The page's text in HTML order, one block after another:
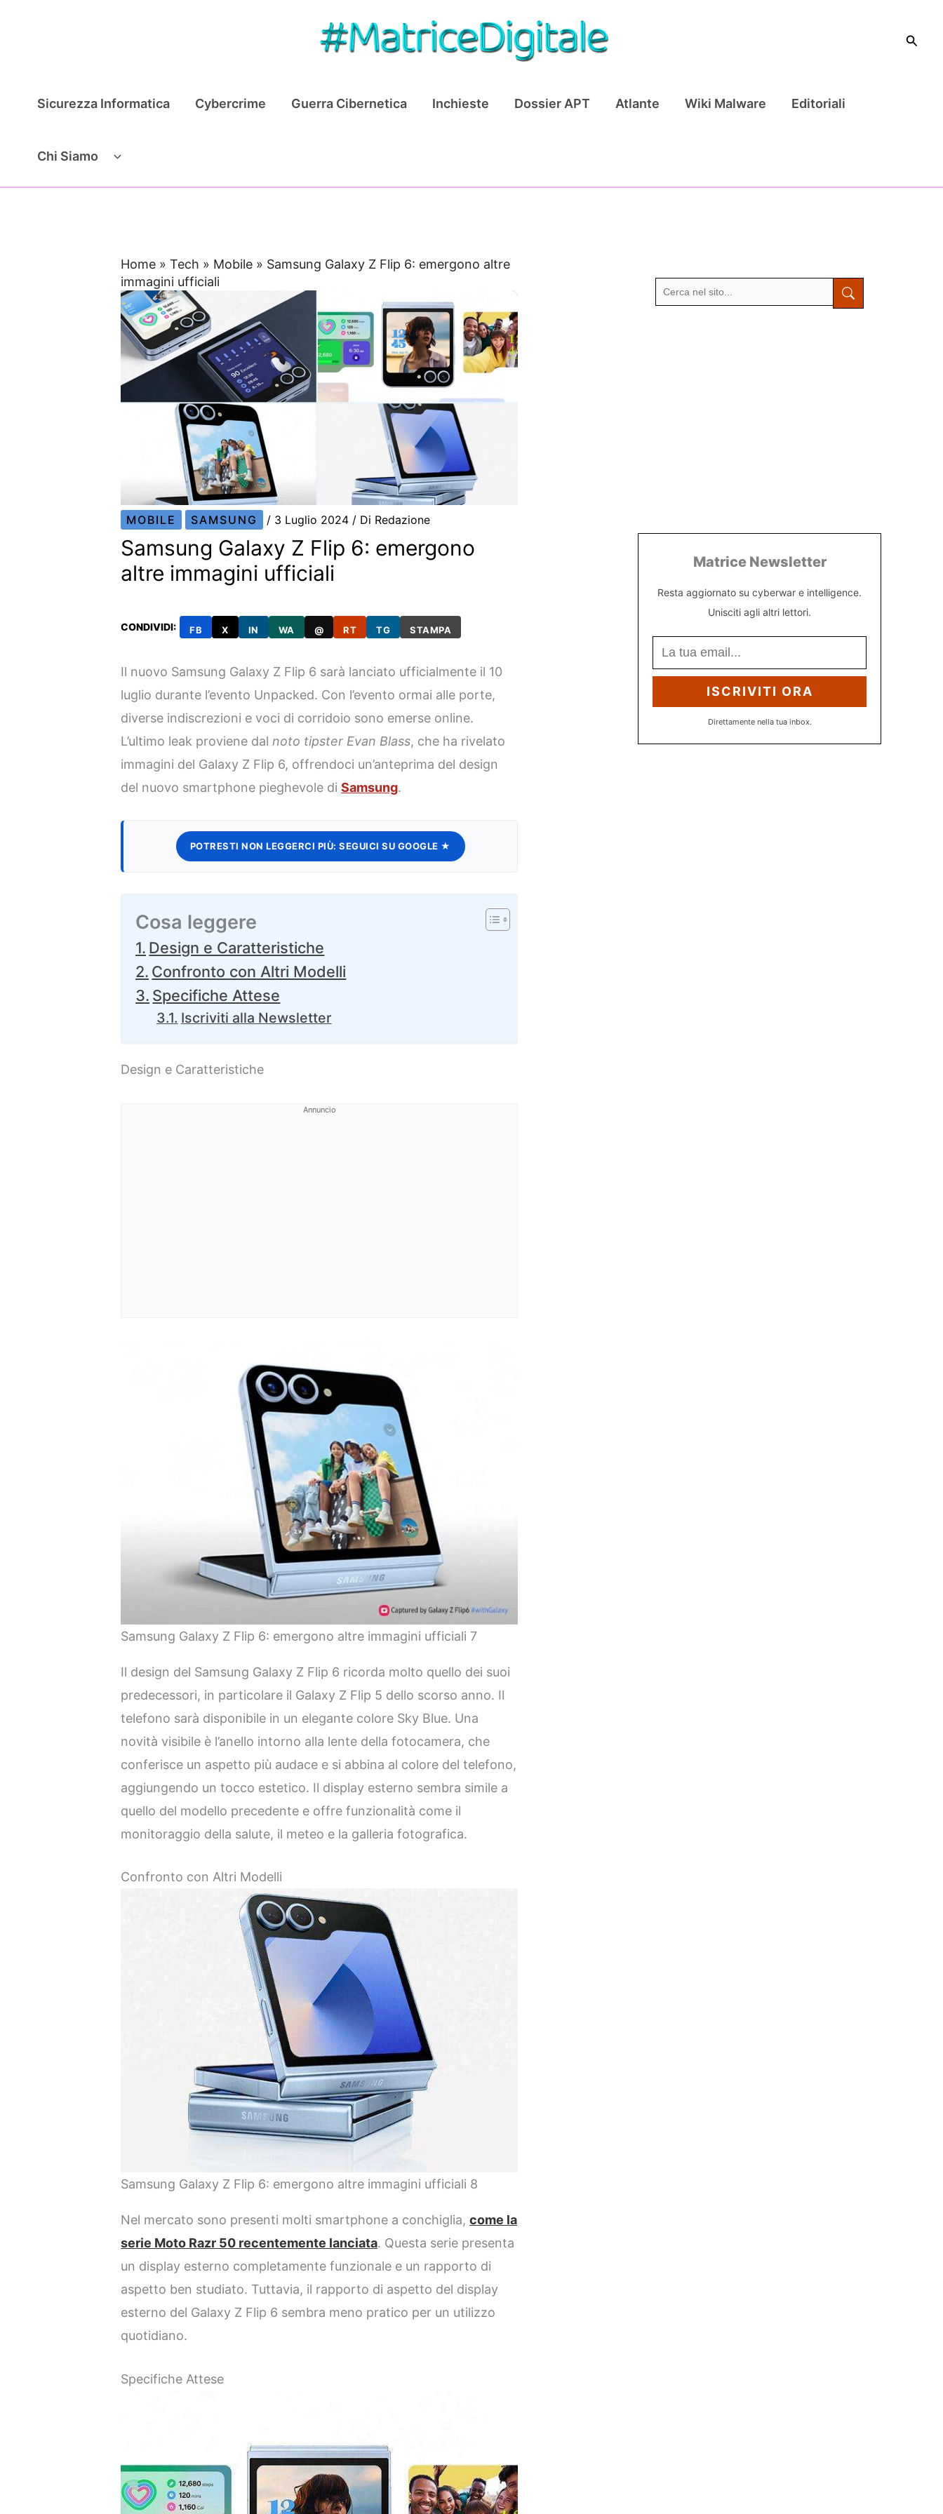
Cerca
Sicurezza Informatica Cybercrime Guerra Cibernetica Inchieste Dossier APT Atlante Wiki Malware Editoriali
Chi Siamo
Home »Tech » Mobile » Samsung Galaxy Z Flip 6: emergono altre
immagini ufficiali
MOBILE SAMSUNG / 3 Luglio 2024 / Di Redazione
Samsung Galaxy Z Flip 6: emergono
altre immagini ufficiali
CONDIVIDI: FB X IN WA @ RT TG STAMPA
Il nuovo Samsung Galaxy Z Flip 6 sarà lanciato ufficialmente il 10
luglio durante l’evento Unpacked. Con l’evento ormai alle porte,
diverse indiscrezioni e voci di corridoio sono emerse online.
L’ultimo leak proviene dalnoto tipster Evan Blass, che ha rivelato
immagini del Galaxy Z Flip 6, offrendoci un’anteprima del design
del nuovo smartphone pieghevole diSamsung.
POTRESTI NON LEGGERCI PIÙ: SEGUICI SU GOOGLE ★
Cosa leggere
Design e Caratteristiche
Confronto con Altri Modelli
Specifiche Attese
Iscriviti alla Newsletter
Design e Caratteristiche
Annuncio
Samsung Galaxy Z Flip 6: emergono altre immagini ufficiali 7
Il design del Samsung Galaxy Z Flip 6 ricorda molto quello dei suoi
predecessori, in particolare il Galaxy Z Flip 5 dello scorso anno. Il
telefono sarà disponibile in un elegante colore Sky Blue. Una
novità visibile è l’anello intorno alla lente della fotocamera, che
conferisce un aspetto più audace e si abbina al colore del telefono,
aggiungendo un tocco estetico. Il display esterno sembra simile a
quello del modello precedente e offre funzionalità come il
monitoraggio della salute, il meteo e la galleria fotografica.
Confronto con Altri Modelli
Samsung Galaxy Z Flip 6: emergono altre immagini ufficiali 8
Nel mercato sono presenti molti smartphone a conchiglia,come la
serie Moto Razr 50 recentemente lanciata. Questa serie presenta
un display esterno completamente funzionale e un rapporto di
aspetto ben studiato. Tuttavia, il rapporto di aspetto del display
esterno del Galaxy Z Flip 6 sembra meno pratico per un utilizzo
quotidiano.
Specifiche Attese
Matrice Newsletter
Resta aggiornato su cyberwar e intelligence.
Unisciti agli altri lettori.
ISCRIVITI ORA
Direttamente nella tua inbox.